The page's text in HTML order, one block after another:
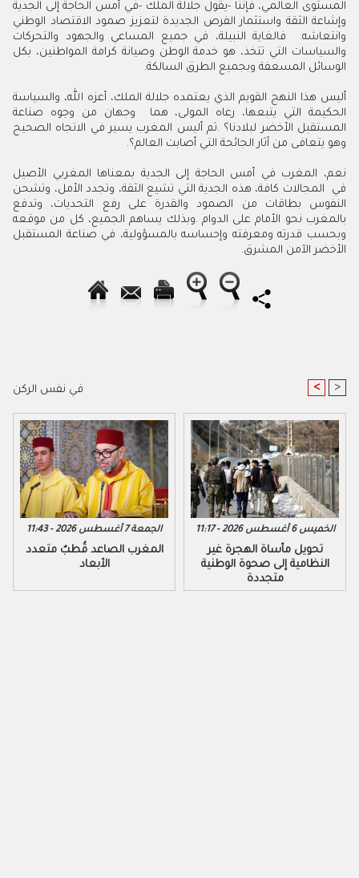
المستوى العالمي، فإننا -يقول جلالة الملك -في أمس الحاجة إلى الجدية
وإشاعة الثقة واستثمار الفرص الجديدة لتعزيز صمود الاقتصاد الوطني
وانتعاشه. فالغاية النبيلة، في جميع المساعي والجهود والتحركات
والسياسات التي تتخذ، هو خدمة الوطن وصيانة كرامة المواطنين، بكل
الوسائل المسعفة وبجميع الطرق السالكة.
أليس هذا النهج القويم الذي يعتمده جلالة الملك، أعزه الله، والسياسة
الحكيمة التي يتبعها، رعاه المولى، هما وجهان من وجوه صناعة
المستقبل الأخضر لبلادنا؟ .ثم أليس المغرب يسير في الاتجاه الصحيح
وهو يتعافى من آثار الجائحة التي أصابت العالم؟.
نعم، المغرب في أمس الحاجة إلى الجدية بمعناها المغربي الأصيل
في المجالات كافة، هذه الجدية التي تشيع الثقة، وتجدد الأمل، وتشحن
النفوس بطاقات من الصمود والقدرة على رفع التحديات، وتدفع
بالمغرب نحو الأمام على الدوام .وبذلك يساهم الجميع، كل من موقعه
وبحسب قدرته ومعرفته وإحساسه بالمسؤولية، في صناعة المستقبل
الأخضر الآمن المشرق.
في نفس الركن < >
الجمعة 7 أغسطس 2026 - 11:43
المغرب الصاعد قُطبٌ متعدد
الأبعاد
الخميس 6 أغسطس 2026 - 11:17
تحويل مأساة الهجرة غير
النظامية إلى صحوة الوطنية
متجددة